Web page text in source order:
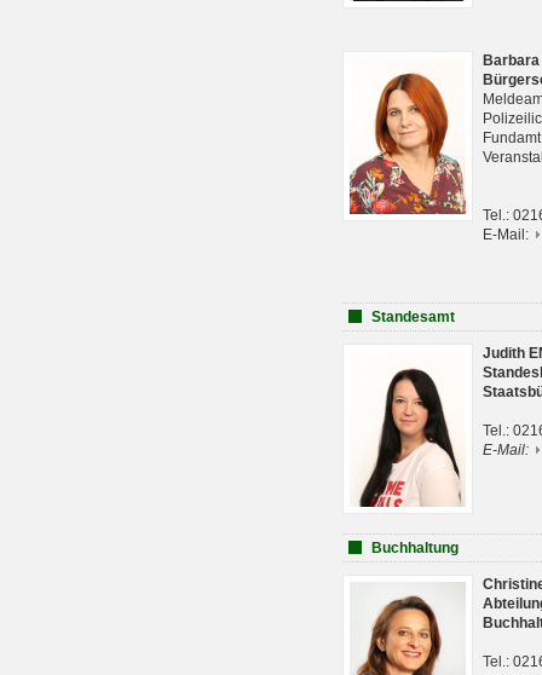
Tel.:
E-Mail:
Standesamt
Judith
Tel.:
E-Mail:
Buchhaltung
Tel.: